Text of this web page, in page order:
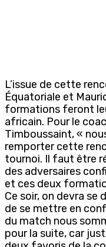
L’issue de cette
Équatoriale et
formations feront
africain. Pour le
Timboussaint, «
remporter cette
tournoi. Il faut être
des adversaires
et ces deux
Ce soir, on devra se
de se mettre en
du match nous
pour la suite, car